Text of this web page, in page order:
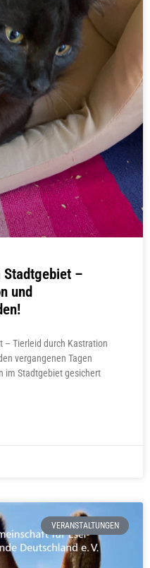
Stadtgebiet –
und
– Tierleid durch Kastration
vergangenen Tagen
im Stadtgebiet gesichert
VERANSTALTUNGEN